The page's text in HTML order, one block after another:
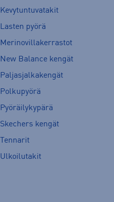
Kevytuntuvatakit
Lasten pyörä
Merinovillakerrastot
New Balance kengät
Paljasjalkakengät
Polkupyörä
Pyöräilykypärä
Skechers kengät
Tennarit
Ulkoilutakit